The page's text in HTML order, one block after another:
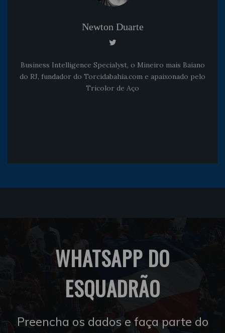
Newton Duarte
Business Intelligence Specialyst, o Mineiro mais Baiano
do RJ, fundador do Torcidabahia.com e apaixonado pelo
Tricolor de Aço
WHATSAPP DO
ESQUADRÃO
Preencha os dados e faça parte do